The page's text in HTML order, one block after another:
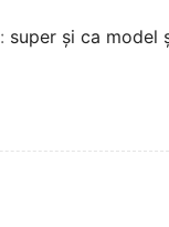
: super și ca model